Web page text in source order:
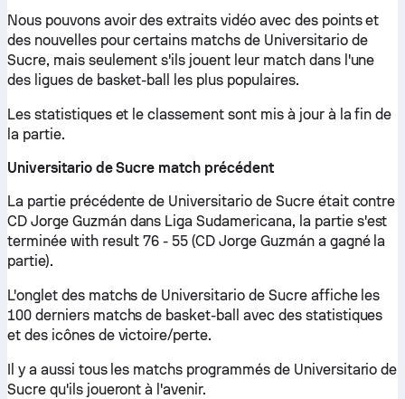
Nous pouvons avoir des extraits vidéo avec des points et
des nouvelles pour certains matchs de Universitario de
Sucre, mais seulement s'ils jouent leur match dans l'une
des ligues de basket-ball les plus populaires.
Les statistiques et le classement sont mis à jour à la fin de
la partie.
Universitario de Sucre match précédent
La partie précédente de Universitario de Sucre était contre
CD Jorge Guzmán dans Liga Sudamericana, la partie s'est
terminée with result 76 - 55 (CD Jorge Guzmán a gagné la
partie).
L'onglet des matchs de Universitario de Sucre affiche les
100 derniers matchs de basket-ball avec des statistiques
et des icônes de victoire/perte.
Il y a aussi tous les matchs programmés de Universitario de
Sucre qu'ils joueront à l'avenir.